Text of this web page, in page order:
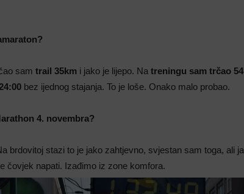
sam trail 35km i jako je lijepo. Na treningu sam trčao
bez ijednog stajanja. To je loše. Onako malo probao.
4. novembra?
brdovitoj stazi to je jako zahtjevno, svjestan sam toga, ali
čovjek napati. Izađimo iz zone komfora.